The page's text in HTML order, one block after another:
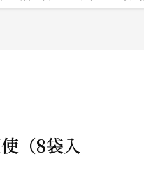
（8袋入